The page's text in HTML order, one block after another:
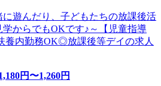
遊んだり、子どもたちの放課後活
からでもOKです♪～【児童指導
養内勤務OK◎放課後等デイの求人
円〜1,260円